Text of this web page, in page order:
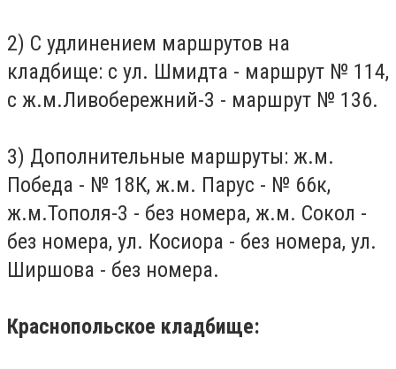
2) С удлинением маршрутов на
кладбище: с ул. Шмидта - маршрут № 114,
с ж.м.Ливобережний-3 - маршрут № 136.
3) Дополнительные маршруты: ж.м.
Победа - № 18К, ж.м. Парус - № 66к,
ж.м.Тополя-3 - без номера, ж.м. Сокол -
без номера, ул. Косиора - без номера, ул.
Ширшова - без номера.
Краснопольское кладбище: